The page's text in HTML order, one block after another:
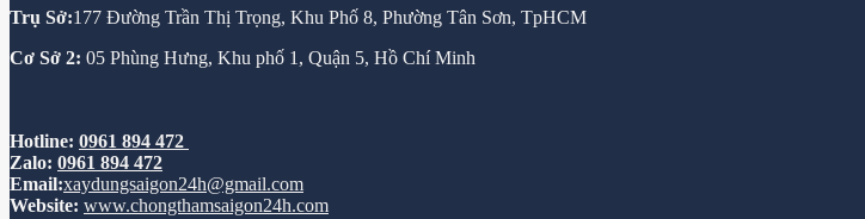
Trụ Sở:177 Đường Trần Thị Trọng, Khu Phố 8, Phường Tân Sơn, TpHCM
Cơ Sở 2: 05 Phùng Hưng, Khu phố 1, Quận 5, Hồ Chí Minh
Hotline: 0961 894 472
Zalo: 0961 894 472
Email:xaydungsaigon24h@gmail.com
Website: www.chongthamsaigon24h.com